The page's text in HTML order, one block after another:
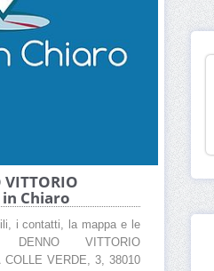
in Chiaro
i contatti, la mappa e le
DENNO VITTORIO
VERDE, 3, 38010